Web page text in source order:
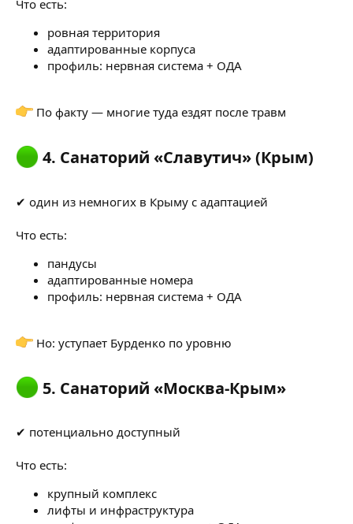
Что есть:
ровная территория
адаптированные корпуса
профиль: нервная система + ОДА
По факту — многие туда ездят после травм
4. Санаторий «Славутич» (Крым)​
✔ один из немногих в Крыму с адаптацией
Что есть:
пандусы
адаптированные номера
профиль: нервная система + ОДА
Но: уступает Бурденко по уровню
5. Санаторий «Москва-Крым»​
✔ потенциально доступный
Что есть:
крупный комплекс
лифты и инфраструктура